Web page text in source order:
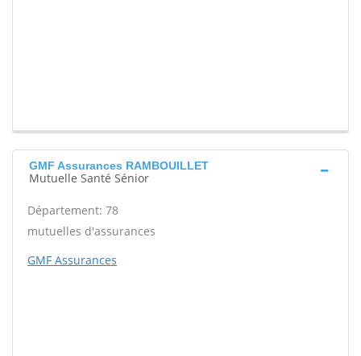
GMF Assurances RAMBOUILLET
Mutuelle Santé Sénior
Département: 78
mutuelles d'assurances
GMF Assurances